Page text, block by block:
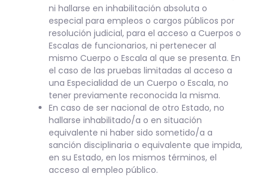
ni hallarse en inhabilitación absoluta o
especial para empleos o cargos públicos por
resolución judicial, para el acceso a Cuerpos o
Escalas de funcionarios, ni pertenecer al
mismo Cuerpo o Escala al que se presenta. En
el caso de las pruebas limitadas al acceso a
una Especialidad de un Cuerpo o Escala, no
tener previamente reconocida la misma.
En caso de ser nacional de otro Estado, no
hallarse inhabilitado/a o en situación
equivalente ni haber sido sometido/a a
sanción disciplinaria o equivalente que impida,
en su Estado, en los mismos términos, el
acceso al empleo público.